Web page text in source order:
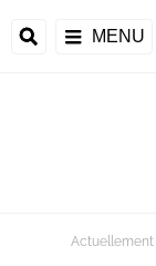
MENU
Actuellement